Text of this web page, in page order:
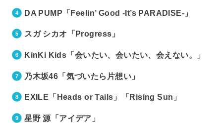
DA PUMP「Feelin’ Good -It’s PARADISE-」
スガ シカオ「Progress」
KinKi Kids「会いたい、会いたい、会えない。」
乃木坂46「気づいたら片想い」
EXILE「Heads or Tails」「Rising Sun」
星野 源「アイデア」